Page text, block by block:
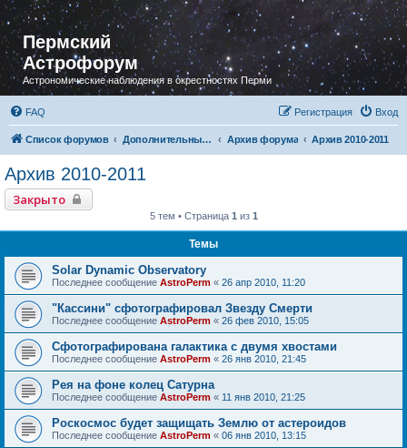
Пермский
Астрофорум
Астрономические наблюдения в окрестностях Перми
FAQ Вход
Регистрация
Список форумов Дополнительный раздел Архив форума Архив 2010-2011
Архив 2010-2011
Закрыто
5 тем • Страница 1 из 1
Темы
Solar Dynamic Observatory
Последнее сообщение AstroPerm « 26 апр 2010, 11:20
"Кассини" сфотографировал Звезду Смерти
Последнее сообщение AstroPerm « 26 фев 2010, 15:05
Сфотографирована галактика с двумя хвостами
Последнее сообщение AstroPerm « 26 янв 2010, 21:45
Рея на фоне колец Сатурна
Последнее сообщение AstroPerm « 11 янв 2010, 21:25
Роскосмос будет защищать Землю от астероидов
Последнее сообщение AstroPerm « 06 янв 2010, 13:15